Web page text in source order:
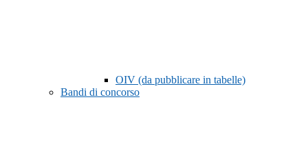
OIV (da pubblicare in tabelle)
Bandi di concorso